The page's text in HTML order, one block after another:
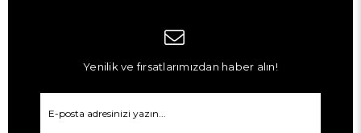
Yenilik ve fırsatlarımızdan haber alın!